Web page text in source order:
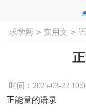
首页 工作计划
求学网 > 实用文 >
时间：2025-03-22
正能量的语录